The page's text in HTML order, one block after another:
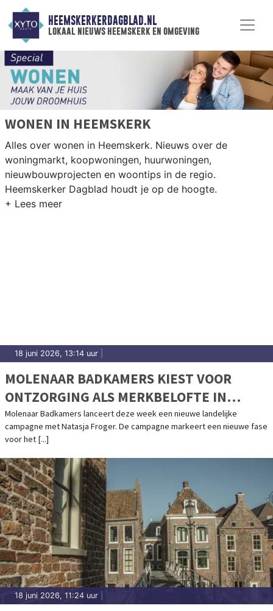
HEEMSKERKERDAGBLAD.NL
lokaal nieuws heemskerk en omgeving
WONEN IN HEEMSKERK
Alles over wonen in Heemskerk. Nieuws over de
woningmarkt, koopwoningen, huurwoningen,
nieuwbouwprojecten en woontips in de regio.
Heemskerker Dagblad houdt je op de hoogte.
18 juni 2026, 13:14 uur
MOLENAAR BADKAMERS KIEST VOOR
ONTZORGING ALS MERKBELOFTE IN
NIEUWE CAMPAGNE MET NATASJA
FROGER
Molenaar Badkamers lanceert deze week een nieuwe landelijke
campagne met Natasja Froger. De campagne markeert een nieuwe fase
voor het [...]
18 juni 2026, 11:24 uur